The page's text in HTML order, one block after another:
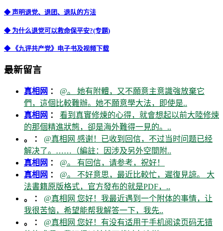
◆ 声明退党、退团、退队的方法
◆ 为什么退党可以救命保平安?(专题)
◆ 《九评共产党》电子书及视频下载
最新留言
真相网 ： @。 她有附體，又不願意主意識強放棄它
們，這個比較難辦。她不願意學大法，即使是..
真相网 ： 看到真實修煉的心得，就會想起以前大陸修煉
的那個精進狀態，卻是海外難得一見的。..
。 ： @真相网 感谢！已收到回信，不过当时问题已经
解决了。……（編註：因涉及另外空間附..
真相网 ： @。 有回信，请参考，祝好！
真相网 ： @。 不好意思，最近比較忙，遲復見諒。 大
法書籍原版格式，官方發布的就是PDF，..
。 ： @真相网 您好！我最近遇到一个附体的事情，让
我很苦恼，希望能帮我解答一下，我先..
。 ： @真相网 您好！有没有适用于手机阅读页码无错